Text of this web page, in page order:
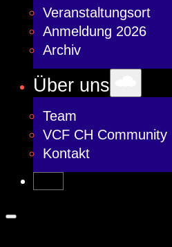
Veranstaltungsort
Anmeldung 2026
Archiv
Über uns
Team
VCF CH Community
Kontakt